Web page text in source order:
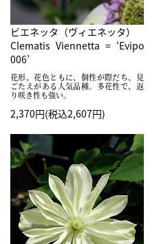
ビエネッタ（ヴィエネッタ）
Clematis Viennetta = ‘Evipo
006’
花形、花色ともに、個性が際だち、見
ごたえがある人気品種。多花性で、返
り咲き性も強い。
2,370円(税込2,607円)